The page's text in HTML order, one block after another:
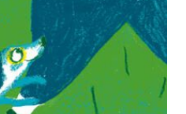
12.03.2026